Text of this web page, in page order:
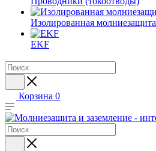
Изолированная молниезащита
EKF
Корзина 0